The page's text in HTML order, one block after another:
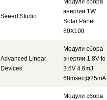
Seeed Studio
Модули сбора
энергии 1W
Solar Panel
80X100
Advanced Linear
Devices
Модули сбора
энергии 1.8V to
3.6V 4.6mJ
68msec@25mA
Модули сбора